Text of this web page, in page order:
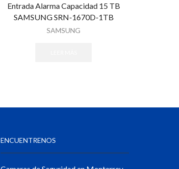
Entrada Alarma Capacidad 15 TB
SAMSUNG SRN-1670D-1TB
SAMSUNG
ENCUENTRENOS